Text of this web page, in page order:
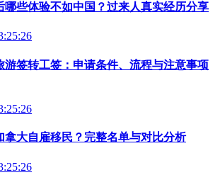
哪些体验不如中国？过来人真实经历分享
游签转工签：申请条件、流程与注意事项
拿大自雇移民？完整名单与对比分析